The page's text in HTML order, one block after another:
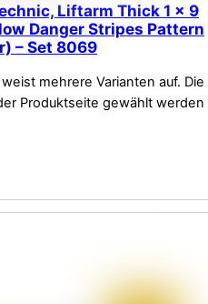
Liftarm Thick 1 x 9
Danger Stripes Pattern
– Set 8069
mehrere Varianten auf. Die
Produktseite gewählt werden